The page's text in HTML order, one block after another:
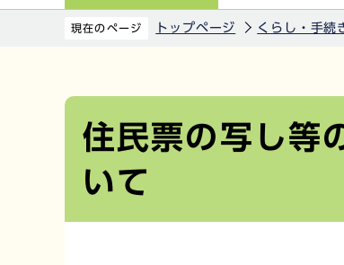
現在のページ トップページ くらし・手続
住民票の写し等
いて